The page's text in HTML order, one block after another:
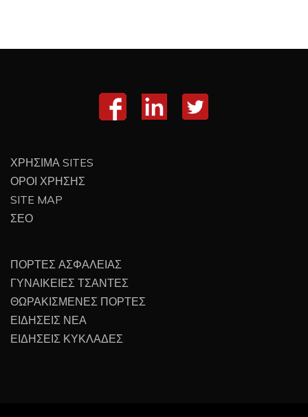
ΧΡΗΣΙΜΑ SITES
ΟΡΟΙ ΧΡΗΣΗΣ
SITE MAP
ΣΕΟ
ΠΟΡΤΕΣ ΑΣΦΑΛΕΙΑΣ
ΓΥΝΑΙΚΕΙΕΣ ΤΣΑΝΤΕΣ
ΘΩΡΑΚΙΣΜΕΝΕΣ ΠΟΡΤΕΣ
ΕΙΔΗΣΕΙΣ ΝΕΑ
ΕΙΔΗΣΕΙΣ ΚΥΚΛΑΔΕΣ